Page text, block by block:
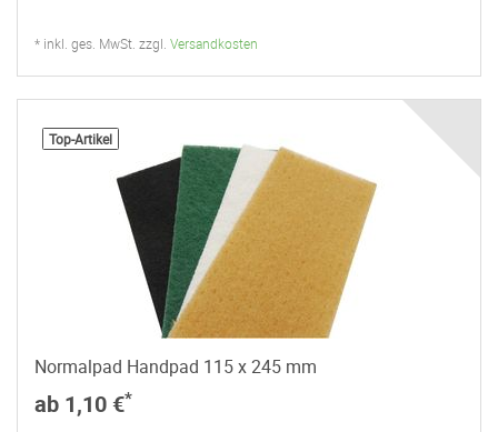
* inkl. ges. MwSt. zzgl. Versandkosten
Top-Artikel
Normalpad Handpad 115 x 245 mm
ab 1,10 €*